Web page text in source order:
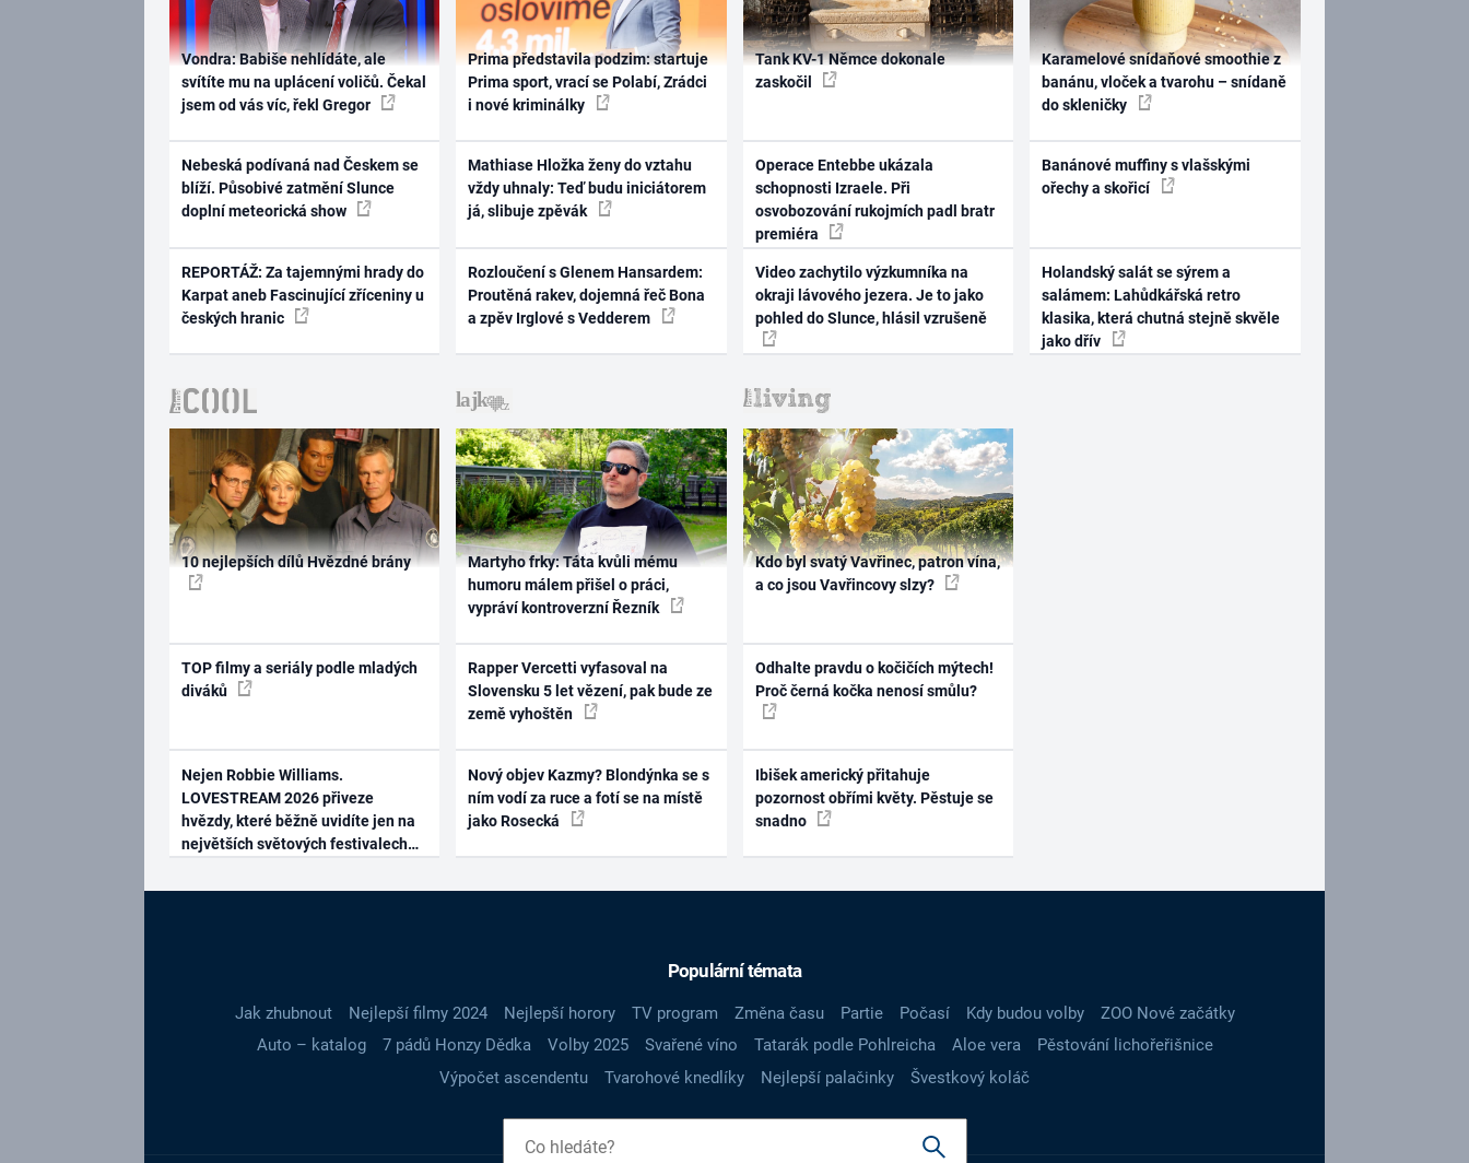
Vondra: Babiše nehlídáte, ale
svítíte mu na uplácení voličů. Čekal
jsem od vás víc, řekl Gregor
Nebeská podívaná nad Českem se
blíží. Působivé zatmění Slunce
doplní meteorická show
REPORTÁŽ: Za tajemnými hrady do
Karpat aneb Fascinující zříceniny u
českých hranic
Prima představila podzim: startuje
Prima sport, vrací se Polabí, Zrádci
i nové kriminálky
Mathiase Hložka ženy do vztahu
vždy uhnaly: Teď budu iniciátorem
já, slibuje zpěvák
Rozloučení s Glenem Hansardem:
Proutěná rakev, dojemná řeč Bona
a zpěv Irglové s Vedderem
Tank KV-1 Němce dokonale
zaskočil
Operace Entebbe ukázala
schopnosti Izraele. Při
osvobozování rukojmích padl bratr
premiéra
Video zachytilo výzkumníka na
okraji lávového jezera. Je to jako
pohled do Slunce, hlásil vzrušeně
Karamelové snídaňové smoothie z
banánu, vloček a tvarohu – snídaně
do skleničky
Banánové muffiny s vlašskými
ořechy a skořicí
Holandský salát se sýrem a
salámem: Lahůdkářská retro
klasika, která chutná stejně skvěle
jako dřív
10 nejlepších dílů Hvězdné brány
TOP filmy a seriály podle mladých
diváků
Nejen Robbie Williams.
LOVESTREAM 2026 přiveze
hvězdy, které běžně uvidíte jen na
největších světových festivalech
Martyho frky: Táta kvůli mému
humoru málem přišel o práci,
vypráví kontroverzní Řezník
Rapper Vercetti vyfasoval na
Slovensku 5 let vězení, pak bude ze
země vyhoštěn
Nový objev Kazmy? Blondýnka se s
ním vodí za ruce a fotí se na místě
jako Rosecká
Kdo byl svatý Vavřinec, patron vína,
a co jsou Vavřincovy slzy?
Odhalte pravdu o kočičích mýtech!
Proč černá kočka nenosí smůlu?
Ibišek americký přitahuje
pozornost obřími květy. Pěstuje se
snadno
Populární témata
Jak zhubnout Nejlepší filmy 2024 Nejlepší horory TV program Změna času Partie Počasí Kdy budou volby
ZOO Nové začátky
Auto – katalog
7 pádů Honzy Dědka Volby 2025 Svařené víno Tatarák podle Pohlreicha Aloe vera
Pěstování lichořeřišnice
Výpočet ascendentu
Tvarohové knedlíky Nejlepší palačinky Švestkový koláč